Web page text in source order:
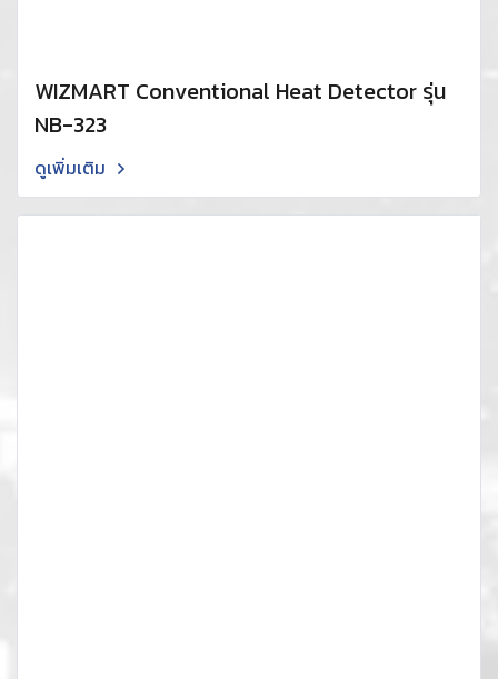
WIZMART Conventional Heat Detector รุ่น
NB-323
ดูเพิ่มเติม